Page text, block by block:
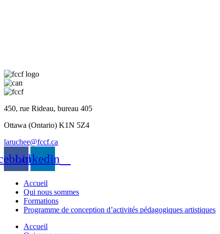
450, rue Rideau, bureau 405
Ottawa (Ontario) K1N 5Z4
laruchee@fccf.ca
Linkedin
Accueil
Qui nous sommes
Formations
Programme de conception d’activités pédagogiques artistiques
Accueil